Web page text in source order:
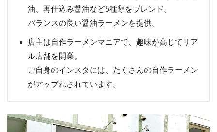
油、再仕込み醤油など5種類をブレンド。
バランスの良い醤油ラーメンを提供。
店主は自作ラーメンマニアで、趣味が高じてリア
ル店舗を開業。
ご自身のインスタには、たくさんの自作ラーメン
がアップれされています。